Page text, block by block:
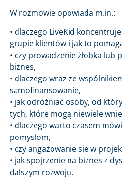
W rozmowie opowiada m.in.:
• dlaczego LiveKid
grupie klientów i jak to
• czy prowadzenie żłobka lub
biznes,
• dlaczego wraz ze
samofinansowanie,
• jak odróżniać osoby, od
tych, które mogą niewiele
• dlaczego warto czasem
pomysłom,
• czy angażowanie się w
• jak spojrzenie na biznes z
dalszym rozwoju.